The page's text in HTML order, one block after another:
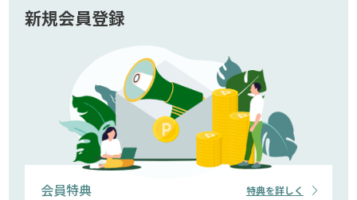
新規会員登録
会員特典 特典を詳しく